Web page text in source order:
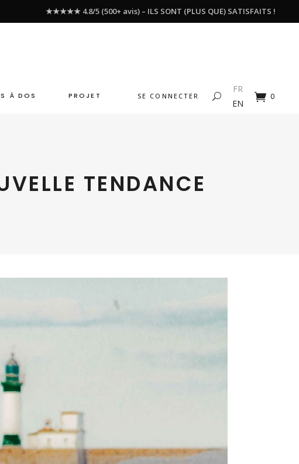
★★★★★ 4.8/5 (500+ avis) – ILS SONT (PLUS QUE) SATISFAITS !
À DOS PROJET SE CONNECTER
FR
EN
0
TENDANCE